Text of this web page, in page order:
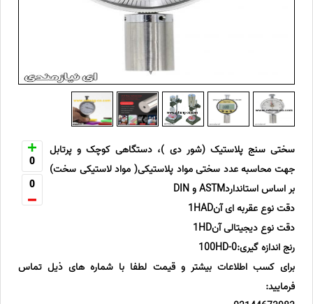
0
0
سختی سنج پلاستیک (شور دی )، دستگاهی کوچک و پرتابل
جهت محاسبه عدد سختی مواد پلاستیکی( مواد لاستیکی سخت)
بر اساس استانداردASTM و DIN
دقت نوع عقربه ای آن1HAD
دقت نوع دیجیتالی آن1HD
رنج اندازه گیری:0-100HD
برای کسب اطلاعات بیشتر و قیمت لطفا با شماره های ذیل تماس
فرمایید: